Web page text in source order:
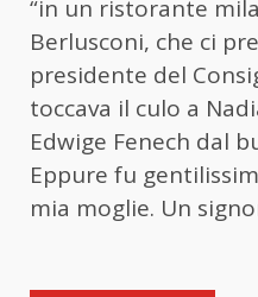
“in un ristorante
Berlusconi, che ci
presidente del
toccava il culo a
Edwige Fenech dal
Eppure fu
mia moglie. Un